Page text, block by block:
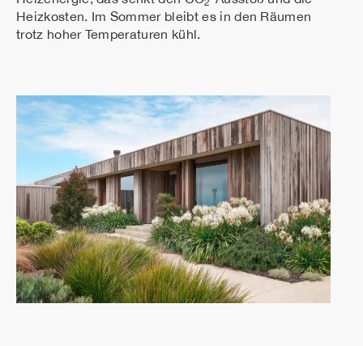
2
Heizkosten. Im Sommer bleibt es in den Räumen
trotz hoher Temperaturen kühl.